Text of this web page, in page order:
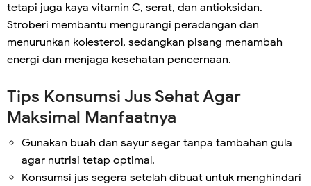
tetapi juga kaya vitamin C, serat, dan antioksidan.
Stroberi membantu mengurangi peradangan dan
menurunkan kolesterol, sedangkan pisang menambah
energi dan menjaga kesehatan pencernaan.
Tips Konsumsi Jus Sehat Agar
Maksimal Manfaatnya
Gunakan buah dan sayur segar tanpa tambahan gula
agar nutrisi tetap optimal.
Konsumsi jus segera setelah dibuat untuk menghindari